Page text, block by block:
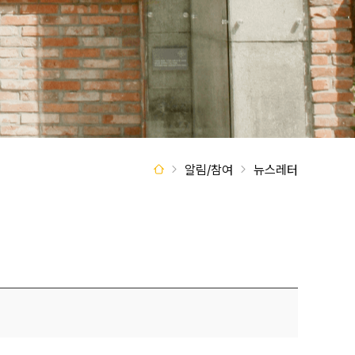
알림/참여 뉴스레터